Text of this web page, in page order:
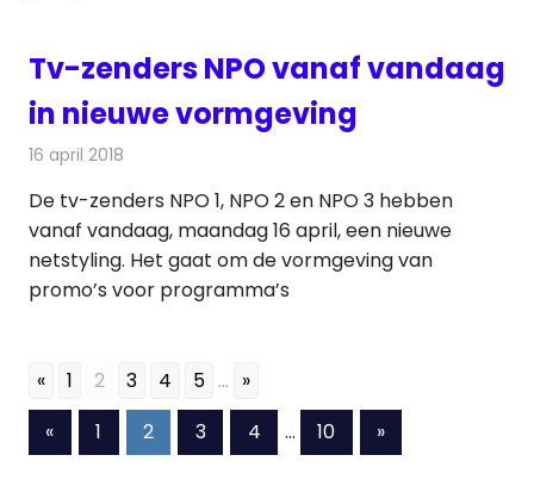
Tv-zenders NPO vanaf vandaag
in nieuwe vormgeving
16 april 2018
De tv-zenders NPO 1, NPO 2 en NPO 3 hebben
vanaf vandaag, maandag 16 april, een nieuwe
netstyling. Het gaat om de vormgeving van
promo’s voor programma’s
« 1 2 3 4 5 ... »
Berichten
«Vorige
berichten
1 2 3 4 … 10
Volgende
berichten
»